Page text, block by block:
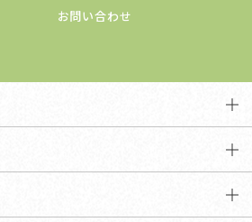
お問い合わせ